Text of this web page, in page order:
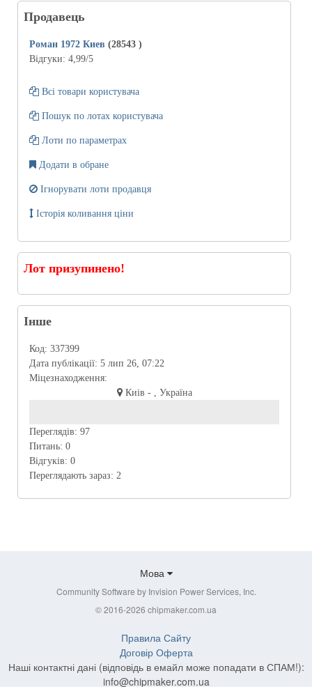
Продавець
Роман 1972 Киев (28543 )
Відгуки: 4,99/5
Всі товари користувача
Пошук по лотах користувача
Лоти по параметрах
Додати в обране
Ігнорувати лоти продавця
Історія коливання ціни
Лот призупинено!
Інше
Код: 337399
Дата публікації: 5 лип 26, 07:22
Міцезнаходження:
Киів - , Україна
Переглядів: 97
Питань: 0
Відгуків: 0
Переглядають зараз: 2
Мова
Community Software by Invision Power Services, Inc.
© 2016-2026 chipmaker.com.ua
Правила Сайту
Договір Оферта
Наші контактні дані (відповідь в емайл може попадати в СПАМ!):
info@chipmaker.com.ua